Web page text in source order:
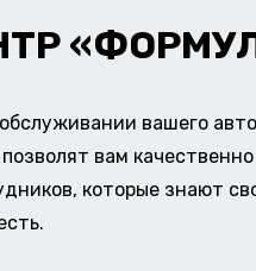
вашего
вам
которые знают